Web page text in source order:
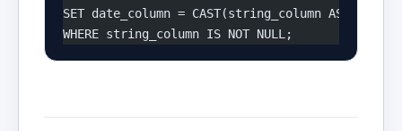
SET date_column = CAST(string_column AS DATE)
WHERE string_column IS NOT NULL;